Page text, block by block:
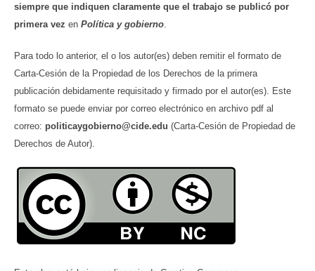
siempre que indiquen claramente que el trabajo se publicó por
primera vez en Política y gobierno
Para todo lo anterior, el o los autor(es) deben remitir el formato de
Carta-Cesión de la Propiedad de los Derechos de la primera
publicación debidamente requisitado y firmado por el autor(es). Este
formato se puede enviar por correo electrónico en archivo pdf al
correo: politicaygobierno@cide.edu (Carta-Cesión de Propiedad de
Derechos de Autor).